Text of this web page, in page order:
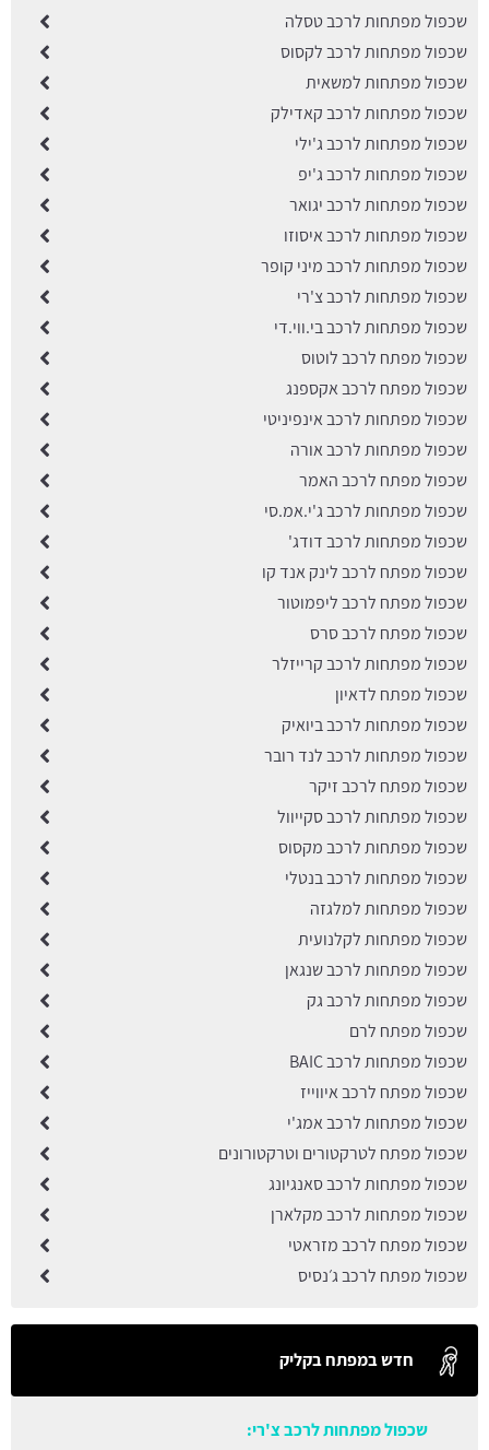
שכפול מפתחות לרכב טסלה
שכפול מפתחות לרכב לקסוס
שכפול מפתחות למשאית
שכפול מפתחות לרכב קאדילק
שכפול מפתחות לרכב ג'ילי
שכפול מפתחות לרכב ג'יפ
שכפול מפתחות לרכב יגואר
שכפול מפתחות לרכב איסוזו
שכפול מפתחות לרכב מיני קופר
שכפול מפתחות לרכב צ'רי
שכפול מפתחות לרכב בי.ווי.די
שכפול מפתח לרכב לוטוס
שכפול מפתח לרכב אקספנג
שכפול מפתחות לרכב אינפיניטי
שכפול מפתחות לרכב אורה
שכפול מפתח לרכב האמר
שכפול מפתחות לרכב ג'י.אמ.סי
שכפול מפתחות לרכב דודג'
שכפול מפתח לרכב לינק אנד קו
שכפול מפתח לרכב ליפמוטור
שכפול מפתח לרכב סרס
שכפול מפתחות לרכב קרייזלר
שכפול מפתח לדאיון
שכפול מפתחות לרכב ביואיק
שכפול מפתחות לרכב לנד רובר
שכפול מפתח לרכב זיקר
שכפול מפתחות לרכב סקייוול
שכפול מפתחות לרכב מקסוס
שכפול מפתחות לרכב בנטלי
שכפול מפתחות למלגזה
שכפול מפתחות לקלנועית
שכפול מפתחות לרכב שנגאן
שכפול מפתחות לרכב גק
שכפול מפתח לרם
שכפול מפתחות לרכב BAIC
שכפול מפתח לרכב איווייז
שכפול מפתחות לרכב אמג'י
שכפול מפתח לטרקטורים וטרקטורונים
שכפול מפתחות לרכב סאנגיונג
שכפול מפתחות לרכב מקלארן
שכפול מפתח לרכב מזראטי
שכפול מפתח לרכב ג׳נסיס
חדש במפתח בקליק
שכפול מפתחות לרכב צ'רי: